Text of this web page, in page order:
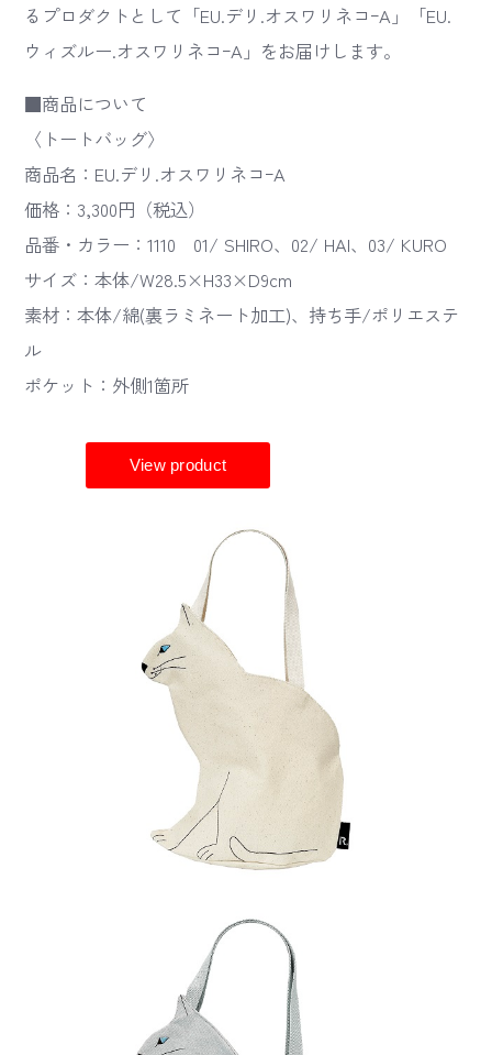
るプロダクトとして「EU.デリ.オスワリネコｰA」「EU.
ウィズルー.オスワリネコｰA」をお届けします。
■商品について
〈トートバッグ〉
商品名：EU.デリ.オスワリネコｰA
価格：3,300円（税込）
品番・カラー：1110 01/ SHIRO、02/ HAI、03/ KURO
サイズ：本体/W28.5×H33×D9cm
素材：本体/綿(裏ラミネート加工)、持ち手/ポリエステ
ル
ポケット：外側1箇所